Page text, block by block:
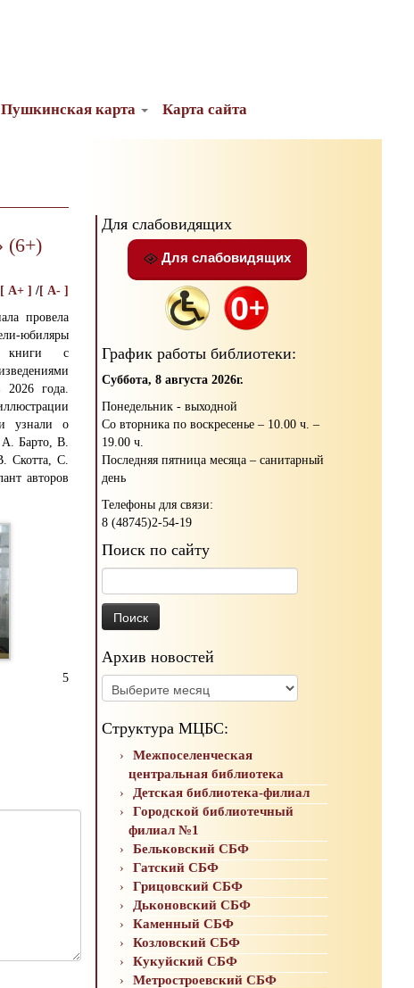
Пушкинская карта Карта сайта
(6+)
[ A+ ] /[ A- ]
провела
юбиляры
книги с
2026 года.
узнали о
А. Барто, В.
Скотта, С.
авторов
5
Для слабовидящих
Для слабовидящих
График работы библиотеки:
Суббота, 8 августа 2026г.
Понедельник - выходной
Со вторника по воскресенье – 10.00 ч. –
19.00 ч.
Последняя пятница месяца – санитарный
день
Телефоны для связи:
8 (48745)2-54-19
Поиск по сайту
Архив новостей
Архив
новостей
Структура МЦБС:
Межпоселенческая
центральная библиотека
Детская библиотека-филиал
Городской библиотечный
филиал №1
Бельковский СБФ
Гатский СБФ
Грицовский СБФ
Дьконовский СБФ
Каменный СБФ
Козловский СБФ
Кукуйский СБФ
Метростроевский СБФ